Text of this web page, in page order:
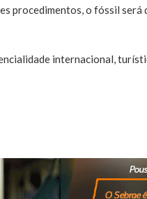
procedimentos, o fóssil será
internacional,